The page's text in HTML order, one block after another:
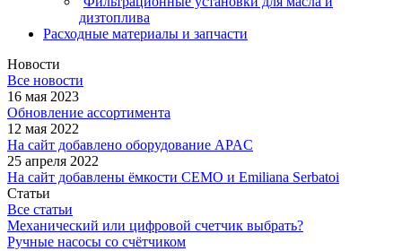
дизтоплива
Расходные материалы и запчасти
Новости
Все новости
16 мая 2023
Обновление ассортимента
12 мая 2022
На сайт добавлено оборудование APAC
25 апреля 2022
На сайт добавлены ёмкости CEMO и Emiliana Serbatoi
Статьи
Все статьи
Механический или цифровой счетчик выбрать?
Ручные насосы со счётчиком